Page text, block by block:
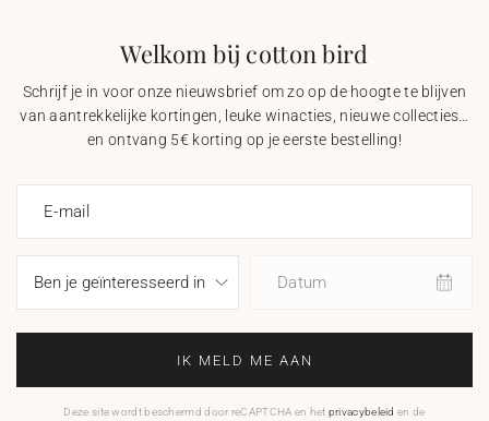
Welkom bij cotton bird
Schrijf je in voor onze nieuwsbrief om zo op de hoogte te blijven
van aantrekkelijke kortingen, leuke winacties, nieuwe collecties…
en ontvang 5€ korting op je eerste bestelling!
E-mail
Datum
IK MELD ME AAN
Deze site wordt beschermd door reCAPTCHA en het privacybeleid en de